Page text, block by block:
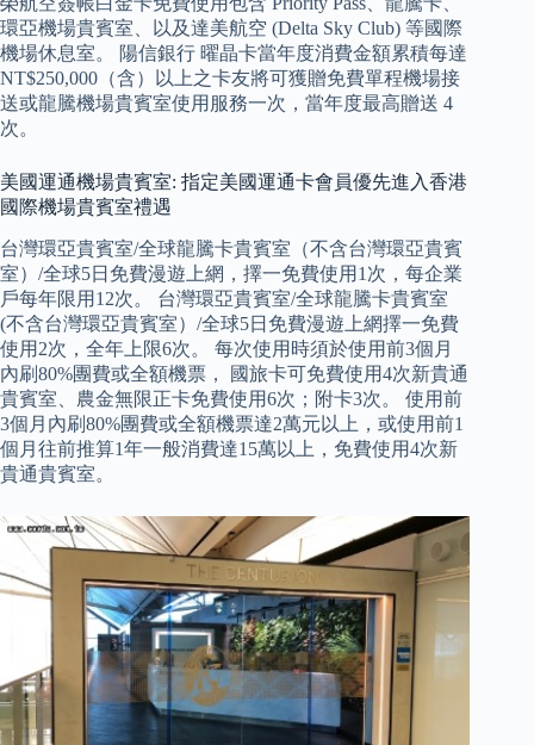
環亞機場貴賓室、以及達美航空 (Delta Sky Club) 等國際
機場休息室。 陽信銀行 曜晶卡當年度消費金額累積每達
NT$250,000（含）以上之卡友將可獲贈免費單程機場接
送或龍騰機場貴賓室使用服務一次，當年度最高贈送 4
次。
美國運通機場貴賓室: 指定美國運通卡會員優先進入香港
國際機場貴賓室禮遇
台灣環亞貴賓室/全球龍騰卡貴賓室（不含台灣環亞貴賓
室）/全球5日免費漫遊上網，擇一免費使用1次，每企業
戶每年限用12次。 台灣環亞貴賓室/全球龍騰卡貴賓室
(不含台灣環亞貴賓室）/全球5日免費漫遊上網擇一免費
使用2次，全年上限6次。 每次使用時須於使用前3個月
內刷80%團費或全額機票， 國旅卡可免費使用4次新貴通
貴賓室、農金無限正卡免費使用6次；附卡3次。 使用前
3個月內刷80%團費或全額機票達2萬元以上，或使用前1
個月往前推算1年一般消費達15萬以上，免費使用4次新
貴通貴賓室。